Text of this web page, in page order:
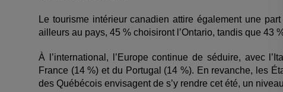
Le tourisme intérieur canadien attire également une
ailleurs au pays, 45 % choisiront l’Ontario, tandis que 43
À l’international, l’Europe continue de séduire, avec
France (14 %) et du Portugal (14 %). En revanche, les
des Québécois envisagent de s’y rendre cet été, un